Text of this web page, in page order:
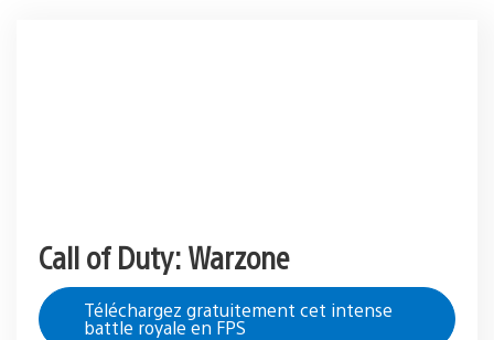
Call of Duty: Warzone
Téléchargez gratuitement cet intense
battle royale en FPS